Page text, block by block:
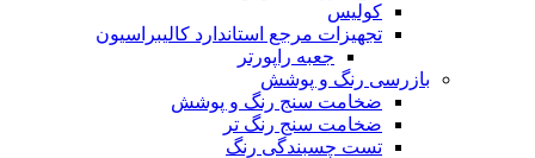
کولیس
تجهیزات مرجع استاندارد کالیبراسیون
جعبه راپورتر
بازرسی رنگ و پوشش
ضخامت سنج رنگ و پوشش
ضخامت سنج رنگ تر
تست چسبندگی رنگ